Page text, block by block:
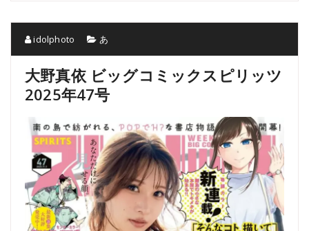
idolphoto あ
大野真依 ビッグコミックスピリッツ
2025年47号